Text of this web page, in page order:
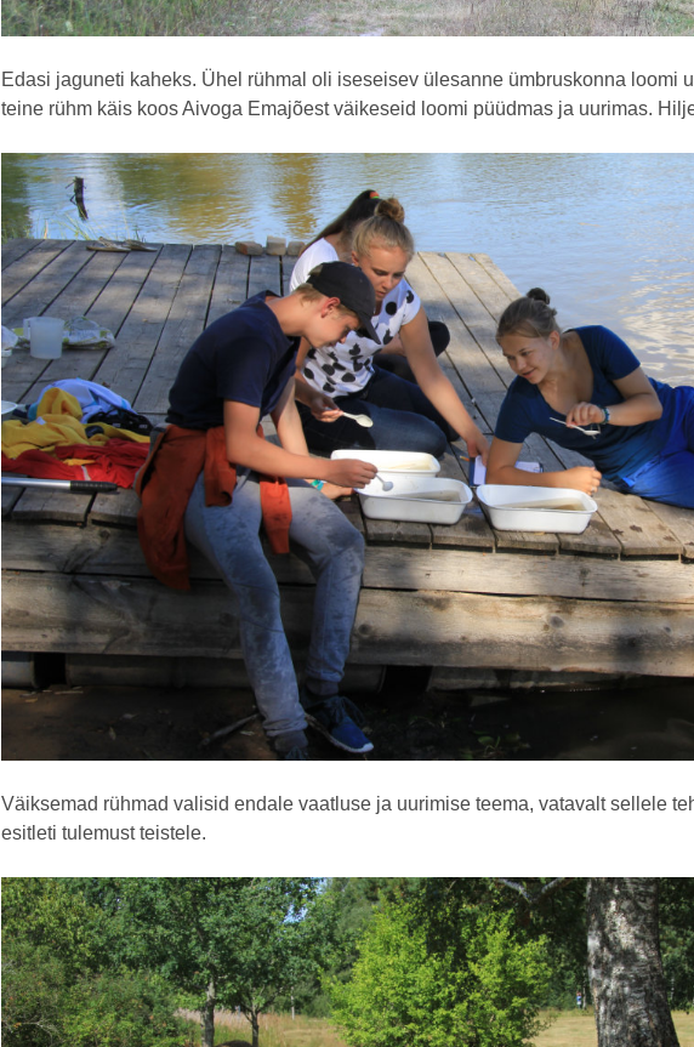
Edasi jaguneti kaheks. Ühel rühmal oli iseseisev ülesanne ümbruskonna loomi
teine rühm käis koos Aivoga Emajõest väikeseid loomi püüdmas ja uurimas.
Väiksemad rühmad valisid endale vaatluse ja uurimise teema, vatavalt sellele
esitleti tulemust teistele.